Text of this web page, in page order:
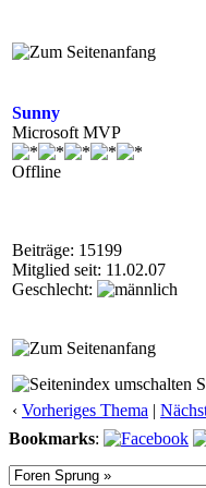
Sunny
Microsoft MVP
Offline
Beiträge: 15199
Mitglied seit: 11.02.07
Geschlecht:
‹ Vorheriges Thema |
Bookmarks: